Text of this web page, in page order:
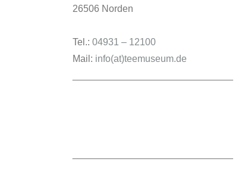
26506 Norden
Tel.: 04931 – 12100
Mail: info(at)teemuseum.de